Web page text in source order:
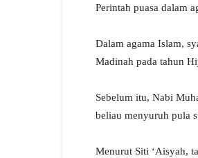
Perintah puasa dalam
Dalam agama Islam,
Madinah pada tahun
Sebelum itu, Nabi
beliau menyuruh pula
Menurut Siti ‘Aisyah,